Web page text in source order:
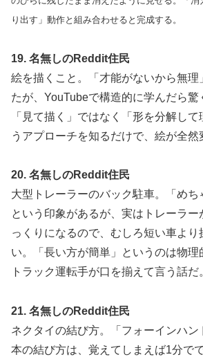
り出す」動作と組み合わせると完成する。
19. 名無しのReddit住民
絵を描くこと。「才能がないから無理
たが、YouTubeで構造的に学んだら驚
「見て描く」ではなく「形を分解し
うアプローチを知るだけで、絵が全然
20. 名無しのReddit住民
大型トレーラーのバック駐車。「めち
という印象があるが、実はトレーラ
っくりになるので、むしろ短い車より
い。「長い方が簡単」というのは物
トラック運転手が口を揃えて言う話だ
21. 名無しのReddit住民
ネクタイの結び方。「フォーインハン
本の結び方は、覚えてしまえば1分で